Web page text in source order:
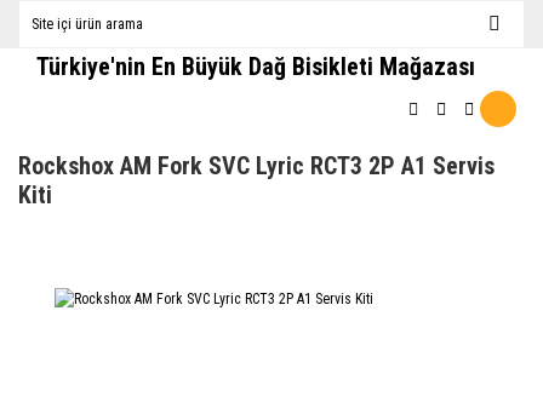
Türkiye'nin En Büyük Dağ Bisikleti Mağazası
Rockshox AM Fork SVC Lyric RCT3 2P A1 Servis
Kiti